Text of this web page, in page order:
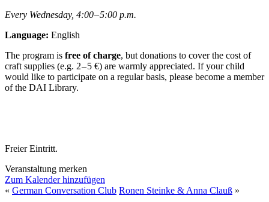
Every Wednesday, 4:00 – 5:00 p.m.
Language: English
The program is free of charge, but donations to cover the cost of
craft supplies (e.g. 2 – 5 €) are warmly appreciated. If your child
would like to participate on a regular basis, please become a member
of the DAI Library.
Freier Eintritt.
Veranstaltung merken
Zum Kalender hinzufügen
« German Conversation Club Ronen Steinke & Anna Clauß »